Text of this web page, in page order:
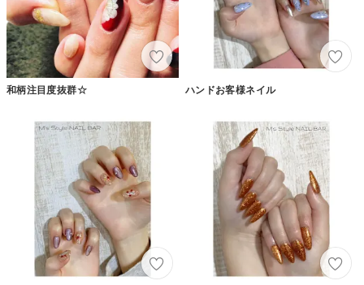
和柄注目度抜群☆ ハンドお客様ネイル